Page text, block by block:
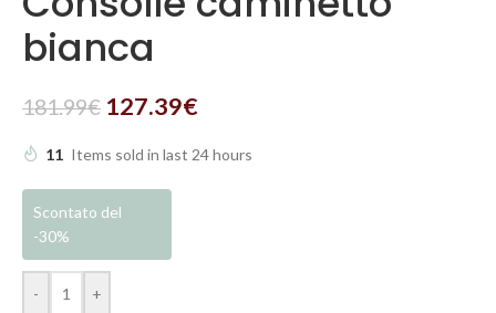
bianca
181.99€ 127.39€
11 Items sold in last 24 hours
Scontato del
-30%
- +